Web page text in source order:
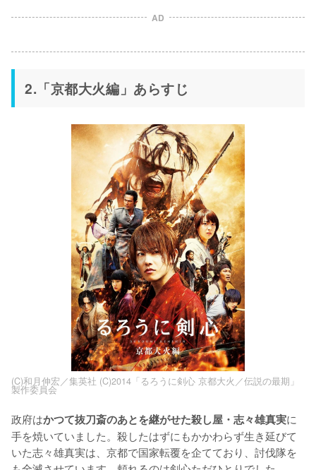
AD
2.「京都大火編」あらすじ
(C)和月伸宏／集英社 (C)2014「るろうに剣心 京都大火／伝説の最期」
製作委員会
政府はかつて抜刀斎のあとを継がせた殺し屋・志々雄真実に
手を焼いていました。殺したはずにもかかわらず生き延びて
いた志々雄真実は、京都で国家転覆を企てており、討伐隊を